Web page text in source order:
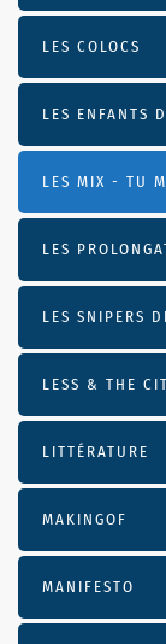
LES COLOCS
LES ENFANTS
LES MIX - TU
LES
LES SNIPERS
LESS & THE
LITTÉRATURE
MAKINGOF
MANIFESTO